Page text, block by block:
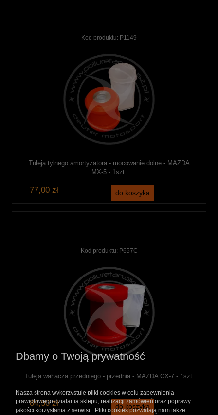
Kod produktu: P1149
Tuleja tylnego amortyzatora - mocowanie dolne - MAZDA
MX-5 - 1szt.
77,00 zł do koszyka
Kod produktu: P657C
Tuleja wahacza przedniego - przednia - MAZDA CX-7 - 1szt.
84,50 zł do koszyka
Dbamy o Twoją prywatność
Nasza strona wykorzystuje pliki cookies w celu zapewnienia
prawidłowego działania sklepu, realizacji zamówień oraz poprawy
jakości korzystania z serwisu. Pliki cookies pozwalają nam także